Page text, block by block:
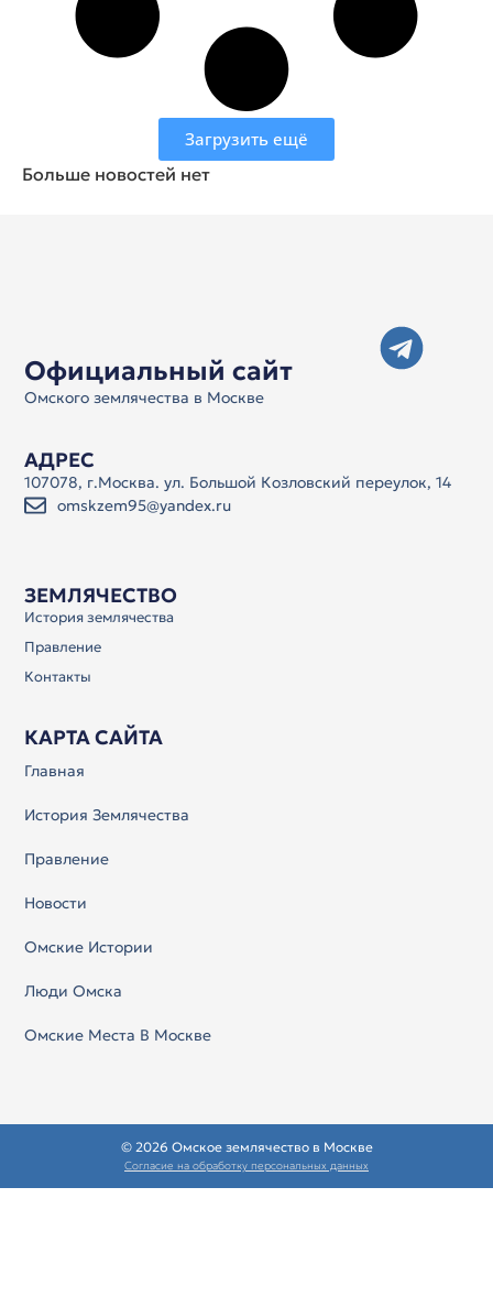
Загрузить ещё
Больше новостей нет
Официальный сайт
Омского землячества в Москве
ЗЕМЛЯЧЕСТВО
История землячества
Правление
Контакты
КАРТА САЙТА
Главная
История Землячества
Правление
Новости
Омские Истории
Люди Омска
Омские Места В Москве
АДРЕС
107078, г.Москва. ул. Большой Козловский переулок, 14
omskzem95@yandex.ru
© 2026 Омское землячество в Москве
Согласие на обработку персональных данных